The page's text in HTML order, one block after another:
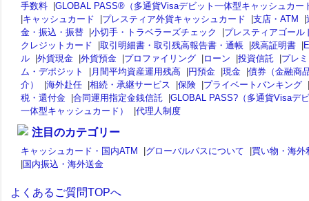
手数料 |GLOBAL PASS®（多通貨Visaデビット一体型キャッシュカー
|キャッシュカード |プレスティア外貨キャッシュカード |支店・ATM |
金・振込・振替 |小切手・トラベラーズチェック |プレスティアゴール
クレジットカード
|取引明細書・取引残高報告書・通帳 |残高証明書 |
ル |外貨現金 |外貨預金 |プロファイリング |ローン |投資信託 |プレ
ム・デポジット
| 月間平均資産運用残高 |円預金 |現金 |債券（金融商
介）
|海外赴任 |相続・承継サービス |保険 |プライベートバンキング |
税・還付金 |合同運用指定金銭信託 |GLOBAL PASS?（多通貨Visaデ
一体型キャッシュカード）
|代理人制度
注目のカテゴリー
キャッシュカード・国内ATM |グローバルパスについて |買い物・海外
|国内振込・海外送金
よくあるご質問TOPへ